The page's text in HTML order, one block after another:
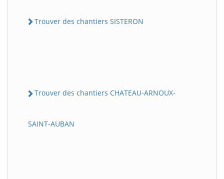
Trouver des chantiers SISTERON
Trouver des chantiers CHATEAU-ARNOUX-
SAINT-AUBAN